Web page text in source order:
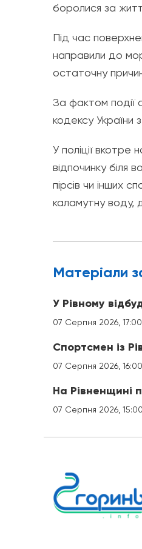
боролися за
Під час
направили до
остаточну
За фактом події
кодексу України
У поліції
відпочинку біля
пірсів чи інших
каламутну воду,
Матерiали
У Рівному
07 Серпня 2026, 17:00
Спортсмен із
07 Серпня 2026, 16:00
На Рівненщині
07 Серпня 2026, 15:00